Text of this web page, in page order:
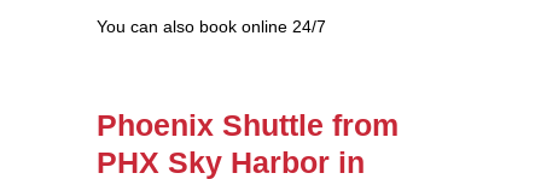
You can also book online 24/7
Phoenix Shuttle from
PHX Sky Harbor in